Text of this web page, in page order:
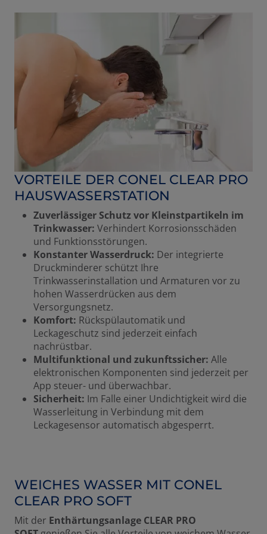
VORTEILE DER CONEL CLEAR PRO
HAUSWASSERSTATION
Zuverlässiger Schutz vor Kleinstpartikeln im
Trinkwasser: Verhindert Korrosionsschäden
und Funktionsstörungen.
Konstanter Wasserdruck: Der integrierte
Druckminderer schützt Ihre
Trinkwasserinstallation und Armaturen vor zu
hohen Wasserdrücken aus dem
Versorgungsnetz.
Komfort: Rückspülautomatik und
Leckageschutz sind jederzeit einfach
nachrüstbar.
Multifunktional und zukunftssicher: Alle
elektronischen Komponenten sind jederzeit per
App steuer- und überwachbar.
Sicherheit: Im Falle einer Undichtigkeit wird die
Wasserleitung in Verbindung mit dem
Leckagesensor automatisch abgesperrt.
WEICHES WASSER MIT CONEL
CLEAR PRO SOFT
Mit der Enthärtungsanlage CLEAR PRO